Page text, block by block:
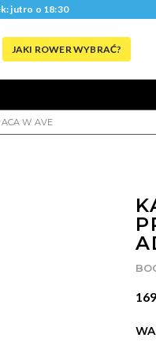
jutro o 18:30
JAKI ROWER WYBRAĆ?
W AVE